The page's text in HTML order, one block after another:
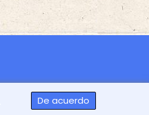
De acuerdo